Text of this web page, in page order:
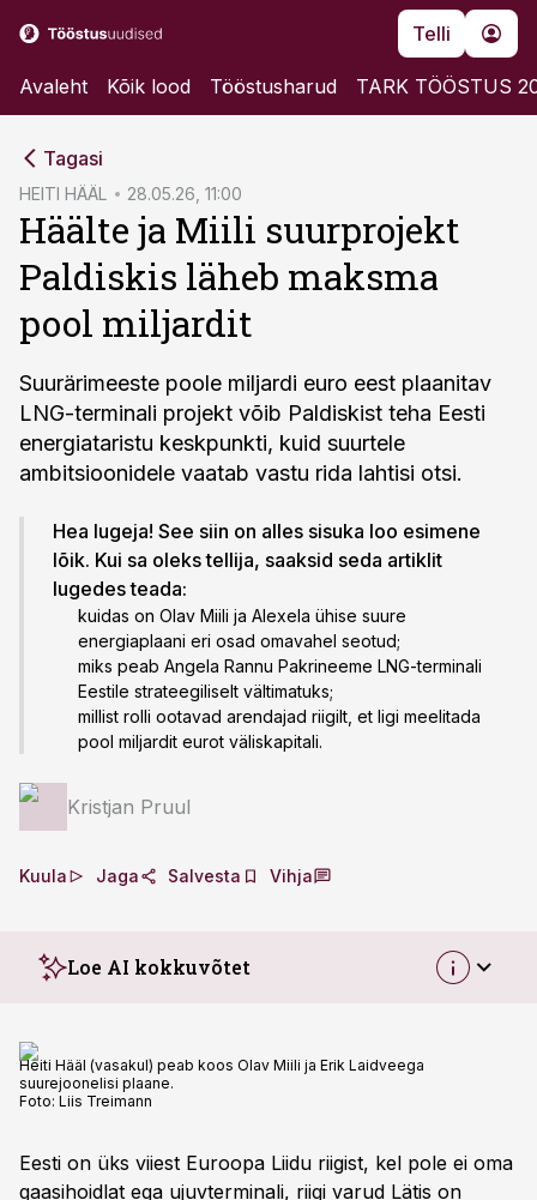
Telli
Avaleht Kõik lood Tööstusharud TARK TÖÖSTUS
Tagasi
HEITI HÄÄL 28.05.26, 11:00
Häälte ja Miili suurprojekt
Paldiskis läheb maksma
pool miljardit
Suurärimeeste poole miljardi euro eest plaanitav
LNG-terminali projekt võib Paldiskist teha Eesti
energiataristu keskpunkti, kuid suurtele
ambitsioonidele vaatab vastu rida lahtisi otsi.
Hea lugeja! See siin on alles sisuka loo esimene
lõik. Kui sa oleks tellija, saaksid seda artiklit
lugedes teada:
kuidas on Olav Miili ja Alexela ühise suure
energiaplaani eri osad omavahel seotud;
miks peab Angela Rannu Pakrineeme LNG-terminali
Eestile strateegiliselt vältimatuks;
millist rolli ootavad arendajad riigilt, et ligi meelitada
pool miljardit eurot väliskapitali.
Kristjan Pruul
Kuula Jaga Salvesta Vihja
Loe AI kokkuvõtet
Heiti Hääl (vasakul) peab koos Olav Miili ja Erik Laidveega
suurejoonelisi plaane.
Foto: Liis Treimann
Eesti on üks viiest Euroopa Liidu riigist, kel pole ei oma
gaasihoidlat ega ujuvterminali, riigi varud Lätis on